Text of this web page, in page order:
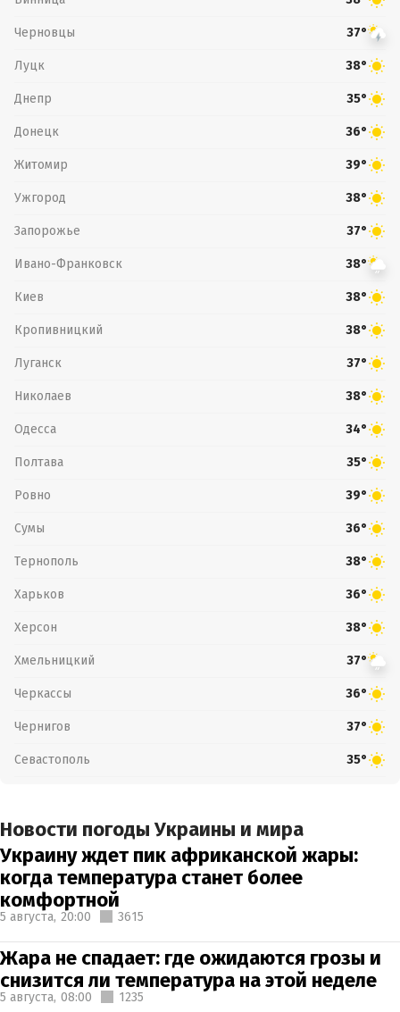
Черновцы 37°
Луцк 38°
Днепр 35°
Донецк 36°
Житомир 39°
Ужгород 38°
Запорожье 37°
Ивано-Франковск 38°
Киев 38°
Кропивницкий 38°
Луганск 37°
Николаев 38°
Одесса 34°
Полтава 35°
Ровно 39°
Сумы 36°
Тернополь 38°
Харьков 36°
Херсон 38°
Хмельницкий 37°
Черкассы 36°
Чернигов 37°
Севастополь 35°
Новости погоды Украины и мира
Украину ждет пик африканской жары:
когда температура станет более
комфортной
5 августа, 20:00 3615
Жара не спадает: где ожидаются грозы и
снизится ли температура на этой неделе
5 августа, 08:00 1235